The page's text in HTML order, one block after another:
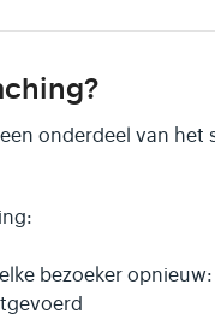
onderdeel van
bezoeker opnieuw: